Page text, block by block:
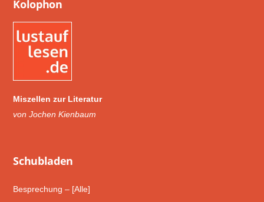
Kolophon
Miszellen zur Literatur
von Jochen Kienbaum
Schub­laden
Besprechung – [Alle]